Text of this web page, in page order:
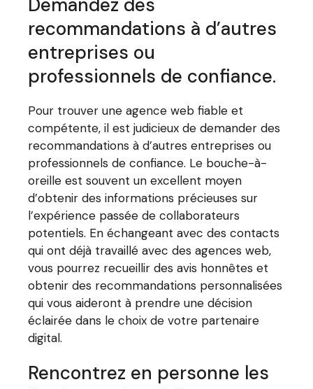
recommandations à d’autres
entreprises ou
professionnels de confiance.
Pour trouver une agence web fiable et
compétente, il est judicieux de demander des
recommandations à d’autres entreprises ou
professionnels de confiance. Le bouche-à-
oreille est souvent un excellent moyen
d’obtenir des informations précieuses sur
l’expérience passée de collaborateurs
potentiels. En échangeant avec des contacts
qui ont déjà travaillé avec des agences web,
vous pourrez recueillir des avis honnêtes et
obtenir des recommandations personnalisées
qui vous aideront à prendre une décision
éclairée dans le choix de votre partenaire
digital.
Rencontrez en personne les